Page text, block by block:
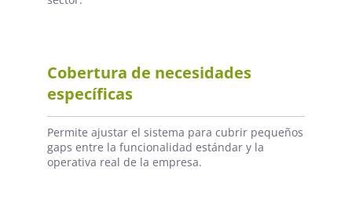
Cobertura de necesidades
específicas
Permite ajustar el sistema para cubrir pequeños
gaps entre la funcionalidad estándar y la
operativa real de la empresa.